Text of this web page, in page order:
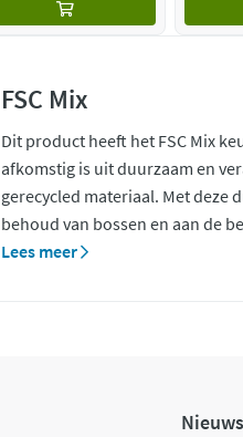
FSC Mix
Dit product heeft het FSC Mix
afkomstig is uit duurzaam en
gerecycled materiaal. Met deze
behoud van bossen en aan de
Lees meer